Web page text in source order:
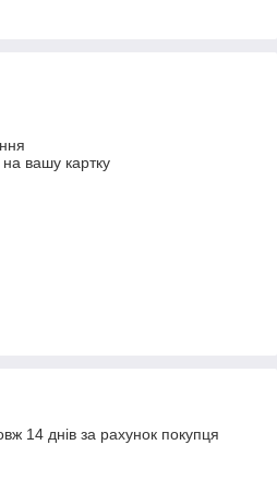
вашу картку
14 днів за рахунок покупця